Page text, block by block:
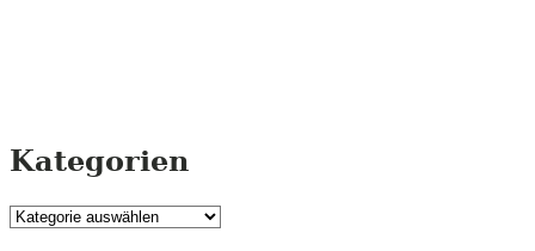
Kategorien
Kategorien